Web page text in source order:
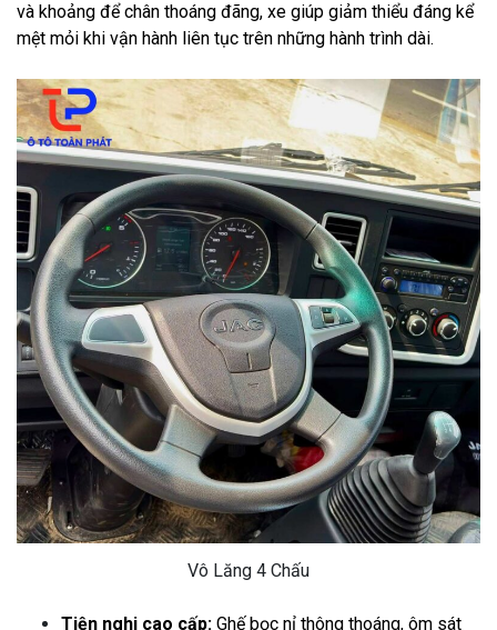
và khoảng để chân thoáng đãng, xe giúp giảm thiểu đáng kể
mệt mỏi khi vận hành liên tục trên những hành trình dài.
Vô Lăng 4 Chấu
Tiện nghi cao cấp: Ghế bọc nỉ thông thoáng, ôm sát